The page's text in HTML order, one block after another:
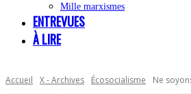
Mille marxismes
ENTREVUES
À LIRE
Accueil X - Archives Écosocialisme Ne